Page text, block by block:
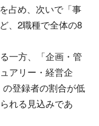
占め、次いで「事
、2職種で全体の8
一方、「企画・管
アリー・経営企
登録者の割合が低
れる見込みであ